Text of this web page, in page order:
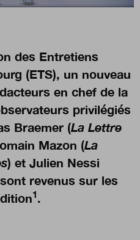
de suivre l'actualité de la
sur Twittersur
des Entretiens
(ETS), un nouveau
en chef de la
privilégiés
Braemer (La Lettre
Mazon (La
) et Julien Nessi
revenus sur les
1.